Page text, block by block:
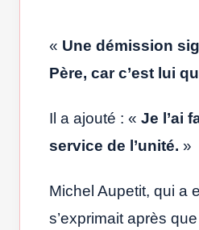
« Une démission
Père, car c’est lui
Il a ajouté : « Je l’ai
service de l’unité. »
Michel Aupetit, qui a
s’exprimait après